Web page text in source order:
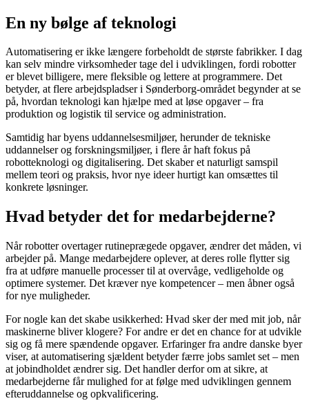
En ny bølge af teknologi
Automatisering er ikke længere forbeholdt de største fabrikker. I dag
kan selv mindre virksomheder tage del i udviklingen, fordi robotter
er blevet billigere, mere fleksible og lettere at programmere. Det
betyder, at flere arbejdspladser i Sønderborg-området begynder at se
på, hvordan teknologi kan hjælpe med at løse opgaver – fra
produktion og logistik til service og administration.
Samtidig har byens uddannelsesmiljøer, herunder de tekniske
uddannelser og forskningsmiljøer, i flere år haft fokus på
robotteknologi og digitalisering. Det skaber et naturligt samspil
mellem teori og praksis, hvor nye ideer hurtigt kan omsættes til
konkrete løsninger.
Hvad betyder det for medarbejderne?
Når robotter overtager rutineprægede opgaver, ændrer det måden, vi
arbejder på. Mange medarbejdere oplever, at deres rolle flytter sig
fra at udføre manuelle processer til at overvåge, vedligeholde og
optimere systemer. Det kræver nye kompetencer – men åbner også
for nye muligheder.
For nogle kan det skabe usikkerhed: Hvad sker der med mit job, når
maskinerne bliver klogere? For andre er det en chance for at udvikle
sig og få mere spændende opgaver. Erfaringer fra andre danske byer
viser, at automatisering sjældent betyder færre jobs samlet set – men
at jobindholdet ændrer sig. Det handler derfor om at sikre, at
medarbejderne får mulighed for at følge med udviklingen gennem
efteruddannelse og opkvalificering.